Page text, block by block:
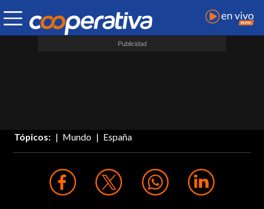
Tópicos: Mundo España